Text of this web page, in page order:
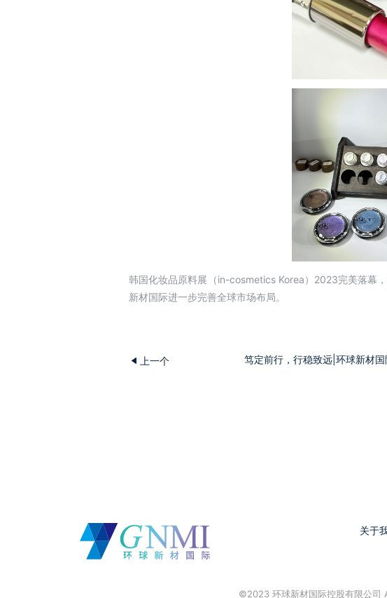
韩国化妆品原料展（in-cosmetics Korea）2023完美落幕
新材国际进一步完善全球市场布局。
上一个 笃定前行，行稳致远|环球新材
关于
©2023 环球新材国际控股有限公司